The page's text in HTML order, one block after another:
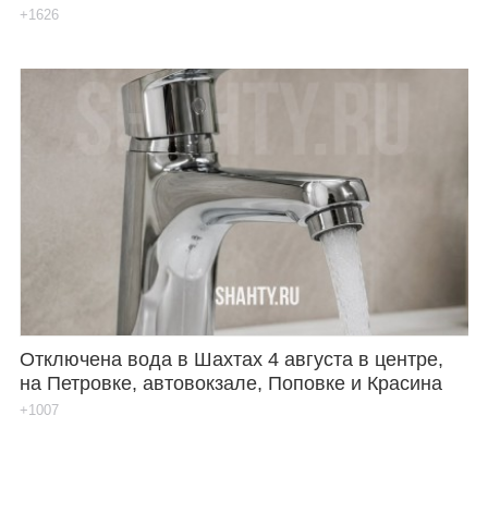
+1626
Отключена вода в Шахтах 4 августа в центре,
на Петровке, автовокзале, Поповке и Красина
+1007